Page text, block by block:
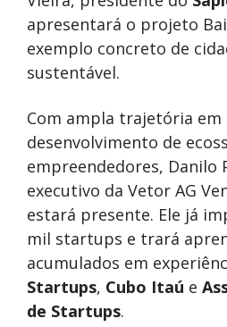
apresentará o projeto
exemplo concreto de
sustentável.
Com ampla trajetória em
desenvolvimento de
empreendedores, Danilo
executivo da Vetor AG
estará presente. Ele já
mil startups e trará
acumulados em
Startups, Cubo Itaú e
de Startups.